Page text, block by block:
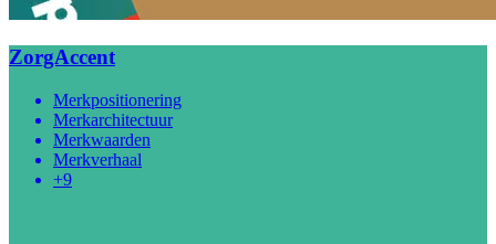
ZorgAccent
Merkpositionering
Merkarchitectuur
Merkwaarden
Merkverhaal
+9